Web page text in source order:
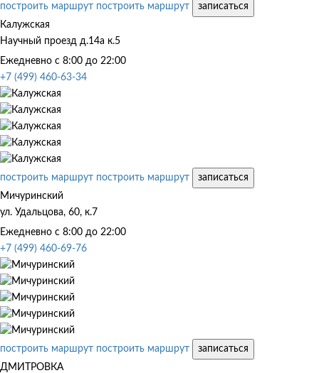
построить маршрут построить маршрут
записаться
Калужская
Научный проезд д.14а к.5
Ежедневно с 8:00 до 22:00
+7 (499) 460-63-34
построить маршрут построить маршрут
записаться
Мичуринский
ул. Удальцова, 60, к.7
Ежедневно с 8:00 до 22:00
+7 (499) 460-69-76
построить маршрут построить маршрут
записаться
ДМИТРОВКА